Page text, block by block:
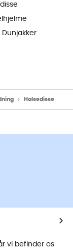
Dunjakker
Halsedisse
vi befinder os